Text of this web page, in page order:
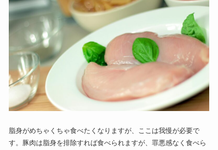
脂身がめちゃくちゃ食べたくなりますが、ここは我慢が必要で
す。豚肉は脂身を排除すれば食べられますが、罪悪感なく食べら